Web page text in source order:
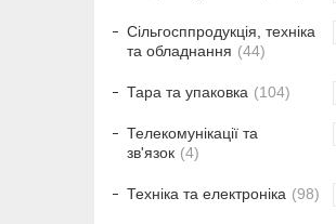
Сільгосппродукція, техніка
та обладнання
44
Тара та упаковка 104
Телекомунікації та
зв'язок
4
Техніка та електроніка 98